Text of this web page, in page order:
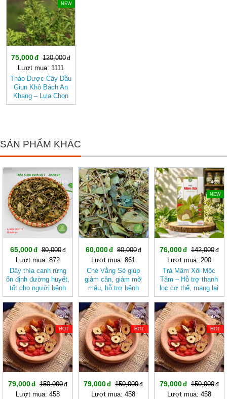
NEW
75,000
120,000
Lượt mua: 1111
Thảo Dược Cây Dầu
Giun Khô Bách An
Khang – Lựa Chọn
Cho Hệ Tiêu Hóa
SẢN PHẨM KHÁC
-18%
65,000
80,000
Lượt mua: 872
Dây thìa canh rừng
ổn định đường huyết,
tốt cho người bệnh
tiểu đường JD002
-25%
60,000
80,000
Lượt mua: 861
Chè Vằng Sẻ giúp
giảm cân, giảm mỡ
máu, hỗ trợ bệnh
huyết áp, chậm kinh
JD004 chevangse
-46%
NEW
76,000
142,000
Lượt mua: 200
Trà Mâm Xôi Mộc
Tâm – Hỗ trợ thanh
lọc cơ thể, mang lại
cảm giác nhẹ nhàng
-47%
HOT
79,000
150,000
Lượt mua: 458
-47%
HOT
79,000
150,000
Lượt mua: 458
-47%
HOT
79,000
150,000
Lượt mua: 458